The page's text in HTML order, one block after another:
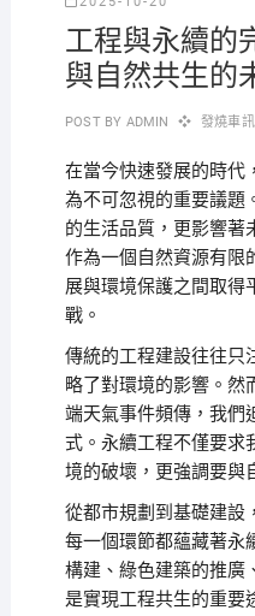
工程與永續的
與自然共生的
POST BY ADMIN 發燒車訊
在當今快速發展的時代
為不可忽視的重要議題
的生活品質，更影響著
作為一個自然資源有限
展與環境保護之間取得
戰。
傳統的工程建設往往只
略了對環境的影響。然
端天氣事件頻傳，我們
式。永續工程不僅要求
境的破壞，更強調要與
從都市規劃到基礎建設
每一個環節都蘊藏著永
構建、綠色建築的推廣
是實現工程共生的重要